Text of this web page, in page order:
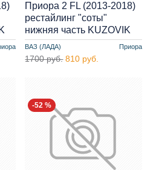
ВАЗ (ЛАДА) Приора
Приора 2 FL (2013-2018)
рестайлинг "соты"
нижняя часть KUZOVIK
1700 руб. 810 руб.
-52 %